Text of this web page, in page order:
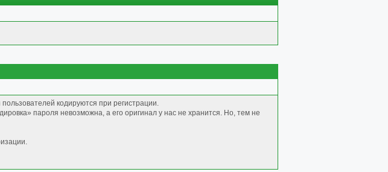
кодируются при регистрации.
пароля невозможна, а его оригинал у нас не хранится. Но, тем не